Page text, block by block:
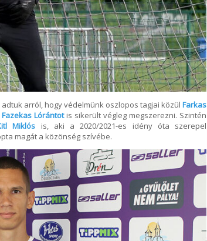
arról, hogy védelmünk oszlopos tagjai közül Farkas
Fazekas Lórántotis sikerült végleg megszerezni. Szintén
Miklós is, aki a 2020/2021-es idény óta szerepel
magát a közönség szívébe.